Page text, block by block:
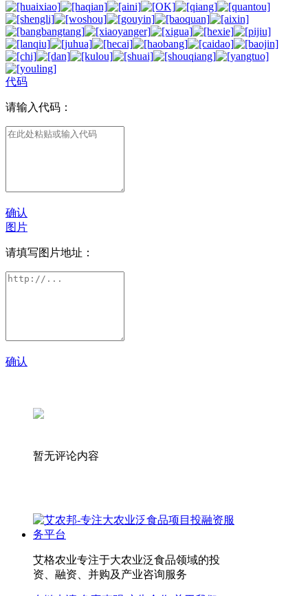
代码
请输入代码：
确认
图片
请填写图片地址：
确认
暂无评论内容
艾格农业专注于大农业泛食品领域的投
资、融资、并购及产业咨询服务